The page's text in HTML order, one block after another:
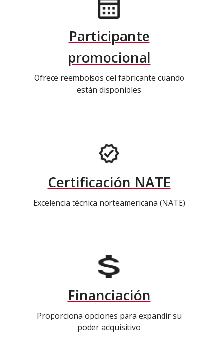
Participante
promocional
Ofrece reembolsos del fabricante cuando
están disponibles
Certificación NATE
Excelencia técnica norteamericana (NATE)
Financiación
Proporciona opciones para expandir su
poder adquisitivo